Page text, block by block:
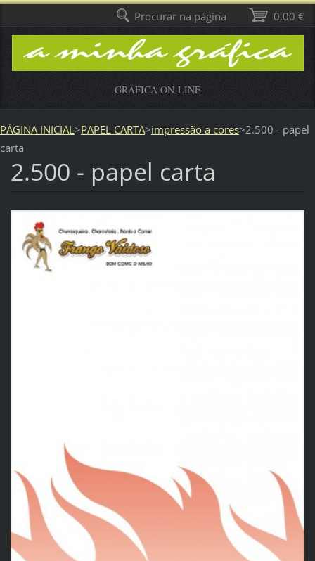
GRÁFICA ON-LINE
PÁGINA INICIAL >PAPEL CARTA>impressão a cores>2.500 - papel
carta
2.500 - papel carta
0,00 €
Procurar na página